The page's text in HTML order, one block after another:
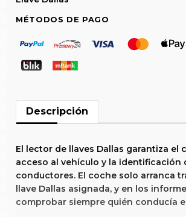
MÉTODOS DE PAGO
Descripción
El lector de llaves Dallas garantiza el
acceso al vehículo y la identificación
conductores. El coche solo arranca
llave Dallas asignada, y en los
comprobar siempre quién conducía